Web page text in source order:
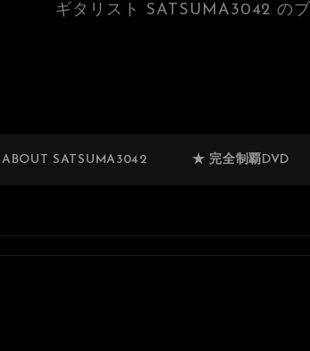
ギタリスト SATSUMA3042 の
SATSUMA3042 ★ 完全制覇DVD